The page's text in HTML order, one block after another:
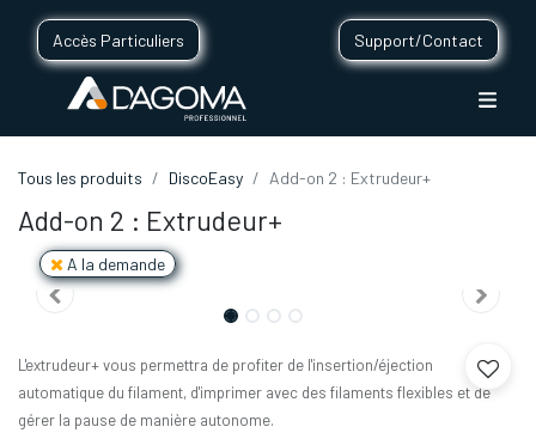
Accès Particuliers Support/Contact
Tous les produits DiscoEasy Add-on 2 : Extrudeur+
Add-on 2 : Extrudeur+
A la demande
L'extrudeur+ vous permettra de profiter de l'insertion/éjection
automatique du filament, d'imprimer avec des filaments flexibles et de
gérer la pause de manière autonome.